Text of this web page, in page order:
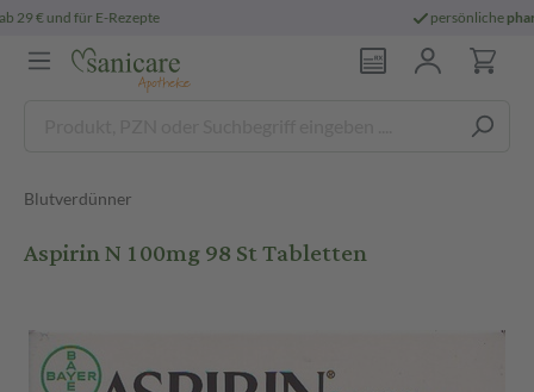
Blutverdünner
Aspirin N 100mg 98 St Tabletten